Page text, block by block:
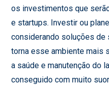
os investimentos que
e startups. Investir ou
considerando soluções de
torna esse ambiente mais
a saúde e manutenção do
conseguido com muito